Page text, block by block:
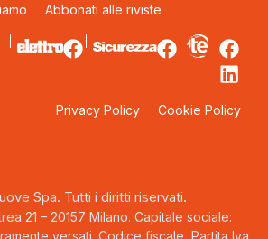
Abbonati alle riviste
Privacy Policy Cookie Policy
Spa. Tutti i diritti riservati.
21 – 20157 Milano. Capitale sociale: